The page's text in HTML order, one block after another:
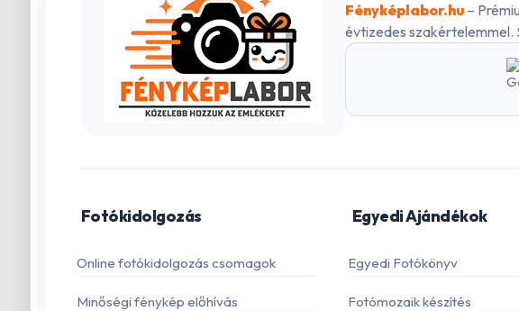
Fényképlabor.hu–
évtizedes szakértelemmel.
Fotókidolgozás
Online fotókidolgozás csomagok
Minőségi fénykép előhívás
Egyedi Ajándékok
Egyedi Fotókönyv
Fotómozaik készítés